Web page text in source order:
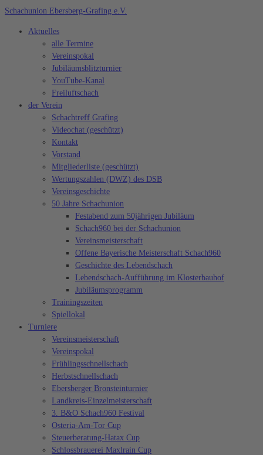
Zum
springen
Schachunion Ebersberg-Grafing e.V.
Aktuelles
alle Termine
Vereinspokal
Jubiläumsblitzturnier
YouTube-Kanal
Freiluftschach
der Verein
Schachtreff Grafing
Videochat (geschützt)
Kontakt
Vorstand
Mitgliederliste (geschützt)
Wertungszahlen (DWZ) des DSB
Vereinsgeschichte
50 Jahre Schachunion
Festabend zum 50jährigen Jubiläum
Schach960 bei der Schachunion
Vereinsmeisterschaft
Offene Bayerische Meisterschaft Schach960
Geschichte des Lebendschach
Lebendschach-Aufführung im Klosterbauhof
Jubiläumsprogramm
Trainingszeiten
Spiellokal
Turniere
Vereinsmeisterschaft
Vereinspokal
Frühlingsschnellschach
Herbstschnellschach
Ebersberger Bronsteinturnier
Landkreis-Einzelmeisterschaft
3. B&O Schach960 Festival
Osteria-Am-Tor Cup
Steuerberatung-Hatax Cup
Schlossbrauerei Maxlrain Cup